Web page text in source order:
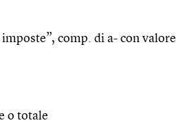
imposte”, comp. di a- con valore
o totale